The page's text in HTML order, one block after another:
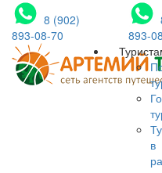
8 (902)
893-08-70
893-
в